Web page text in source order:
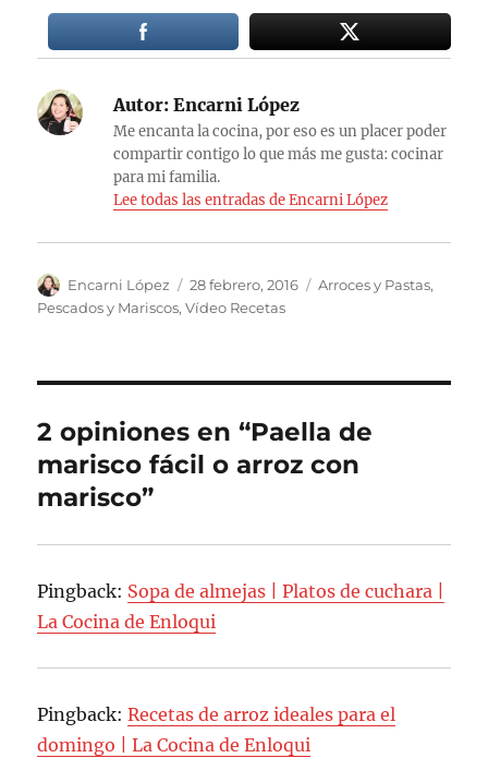
Autor: Encarni López
Me encanta la cocina, por eso es un placer poder
compartir contigo lo que más me gusta: cocinar
para mi familia.
Lee todas las entradas de Encarni López
Autor
Encarni López
Publicado
el
28 febrero, 2016 Categorías
Arroces y Pastas,
Pescados y Mariscos,Vídeo Recetas
2 opiniones en “Paella de
marisco fácil o arroz con
marisco”
Pingback: Sopa de almejas | Platos de cuchara |
La Cocina de Enloqui
Pingback:Recetas de arroz ideales para el
domingo | La Cocina de Enloqui